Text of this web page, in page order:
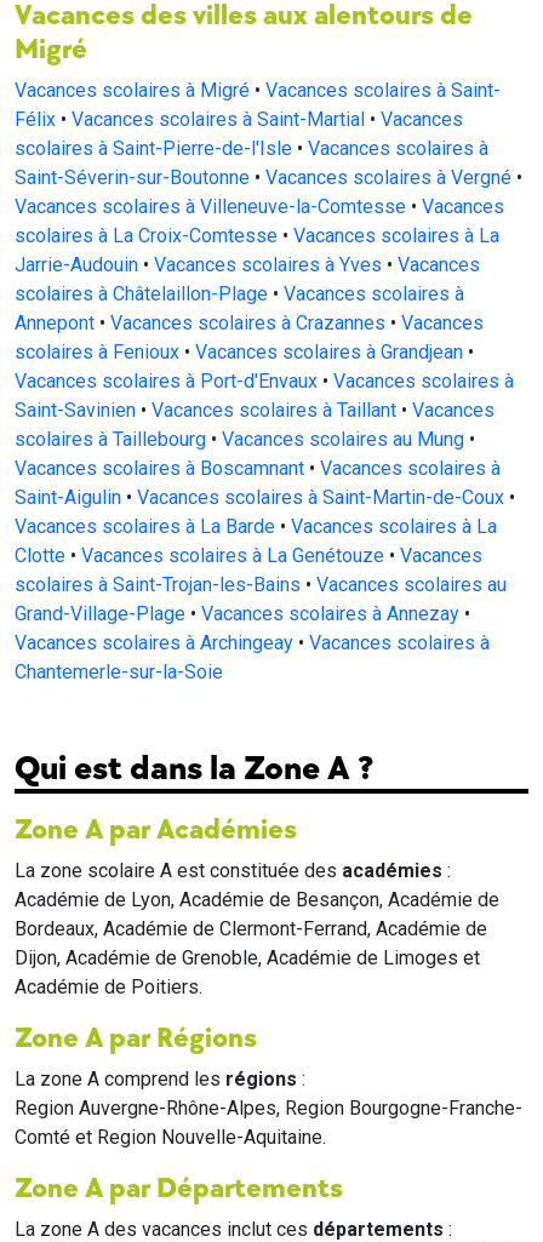
Vacances des villes aux alentours de
Migré
Vacances scolaires à Migré • Vacances scolaires à Saint-
Félix • Vacances scolaires à Saint-Martial • Vacances
scolaires à Saint-Pierre-de-l'Isle • Vacances scolaires à
Saint-Séverin-sur-Boutonne • Vacances scolaires à Vergné •
Vacances scolaires à Villeneuve-la-Comtesse • Vacances
scolaires à La Croix-Comtesse • Vacances scolaires à La
Jarrie-Audouin • Vacances scolaires à Yves • Vacances
scolaires à Châtelaillon-Plage • Vacances scolaires à
Annepont • Vacances scolaires à Crazannes • Vacances
scolaires à Fenioux • Vacances scolaires à Grandjean •
Vacances scolaires à Port-d'Envaux • Vacances scolaires à
Saint-Savinien • Vacances scolaires à Taillant • Vacances
scolaires à Taillebourg • Vacances scolaires au Mung •
Vacances scolaires à Boscamnant • Vacances scolaires à
Saint-Aigulin • Vacances scolaires à Saint-Martin-de-Coux •
Vacances scolaires à La Barde • Vacances scolaires à La
Clotte • Vacances scolaires à La Genétouze • Vacances
scolaires à Saint-Trojan-les-Bains • Vacances scolaires au
Grand-Village-Plage • Vacances scolaires à Annezay •
Vacances scolaires à Archingeay • Vacances scolaires à
Chantemerle-sur-la-Soie
Qui est dans la Zone A ?
Zone A par Académies
La zone scolaire A est constituée des académies :
Académie de Lyon, Académie de Besançon, Académie de
Bordeaux, Académie de Clermont-Ferrand, Académie de
Dijon, Académie de Grenoble, Académie de Limoges et
Académie de Poitiers.
Zone A par Régions
La zone A comprend les régions :
Region Auvergne-Rhône-Alpes, Region Bourgogne-Franche-
Comté et Region Nouvelle-Aquitaine.
Zone A par Départements
La zone A des vacances inclut ces départements :